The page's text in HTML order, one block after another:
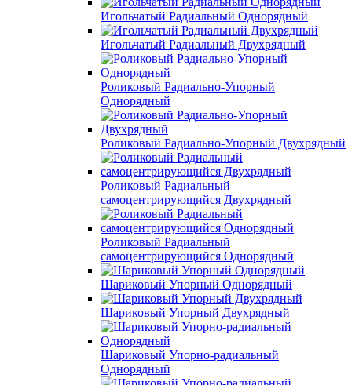
Игольчатый Радиальный Однорядный
Игольчатый Радиальный Двухрядный
Роликовый Радиально-Упорный
Однорядный
Роликовый Радиально-Упорный Двухрядный
Роликовый Радиальный
самоцентрирующийся Двухрядный
Роликовый Радиальный
самоцентрирующийся Однорядный
Шариковый Упорный Однорядный
Шариковый Упорный Двухрядный
Шариковый Упорно-радиальный
Однорядный